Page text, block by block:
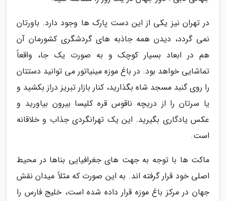
در تهران نیز یکی از این دست پارک ها وجود دارد. باورتان
نمی گردد، دیدن همه جاذبه های گردشگری کشورمان آن
هم در ابعاد بسیار کوچک و به صورت یک جا، واقعاً
تماشایی خواهد بود. در باغ موزه مینیاتور می توانید دستتان
را روی گنبد مسجد شاه بگذارید، کنار بازار تبریز دراز بکشید و
یا سرتان را از دریچه ناقوس قره کلیسا بیرون بیاورید و
عکس یادگاری بگیرید. این یک تهرانگردی جذاب و خلاقانه
است.
ماکت ها با توجه به جهت های جغرافیایی بناها در محیط
اصلی خود قرار گرفته اند. به این صورت که مثلاً میدان نقش
جهان در مرکز باغ موزه قرار داده شده است، خلیج فارس را